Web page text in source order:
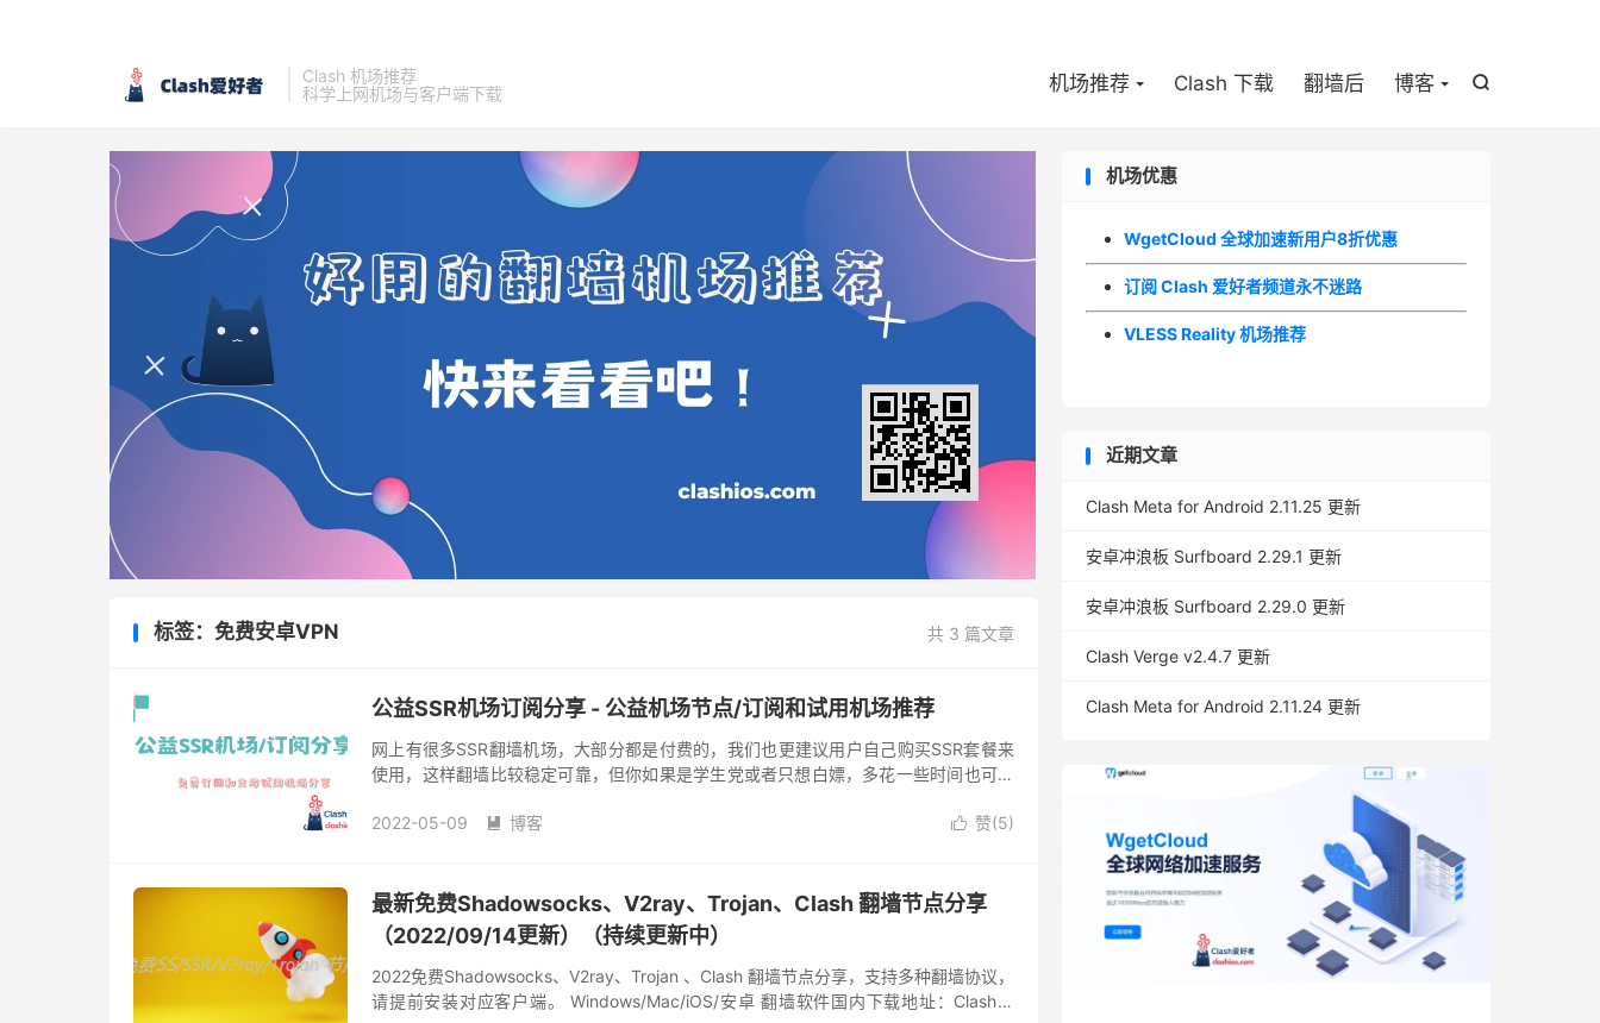
Clash 机场推荐
科学上网机场与客户端下载

机场推荐 Clash 下载 翻墙后 博客
共 3 篇文章
标签：免费安卓VPN
公益SSR机场订阅分享 - 公益机场节点/订阅和试用机场推荐
网上有很多SSR翻墙机场，大部分都是付费的，我们也更建议用户自己购买SSR套餐来
使用，这样翻墙比较稳定可靠，但你如果是学生党或者只想白嫖，多花一些时间也可以
SS...
 赞(5)
2022-05-09  博客
最新免费Shadowsocks、V2ray、Trojan、Clash 翻墙节点分享
（2022/09/14更新）（持续更新中）
2022免费Shadowsocks、V2ray、Trojan 、Clash 翻墙节点分享，支持多种翻墙协议，
请提前安装对应客户端。 Windows/Mac/iOS/安卓 翻墙软件国内下载地址：Clash、
机场优惠
WgetCloud 全球加速新用户8折优惠
订阅 Clash 爱好者频道永不迷路
VLESS Reality 机场推荐
近期文章
Clash Meta for Android 2.11.25 更新
安卓冲浪板 Surfboard 2.29.1 更新
安卓冲浪板 Surfboard 2.29.0 更新
Clash Verge v2.4.7 更新
Clash Meta for Android 2.11.24 更新